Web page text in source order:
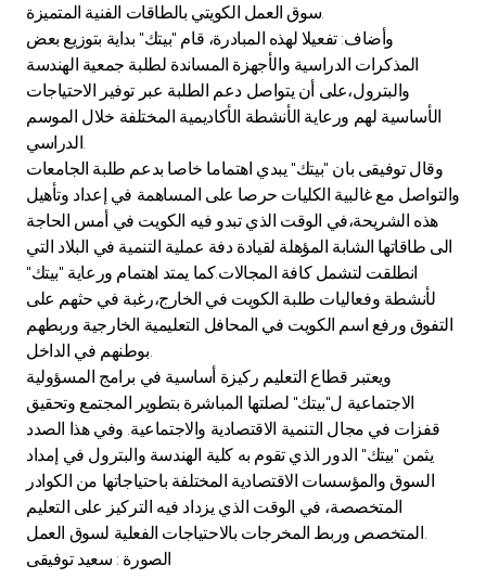
Turkey
Egypt
UK
Kingdom of Bahrain
سوق العمل الكويتي بالطاقات الفنية المتميزة.
وأضاف: تفعيلا لهذه المبادرة، قام "بيتك" بداية بتوزيع بعض
المذكرات الدراسية والأجهزة المساندة لطلبة جمعية الهندسة
والبترول،على أن يتواصل دعم الطلبة عبر توفير الاحتياجات
الأساسية لهم ورعاية الأنشطة الأكاديمية المختلفة خلال الموسم
الدراسي.
وقال توفيقى بان "بيتك" يبدي اهتماما خاصا بدعم طلبة الجامعات
والتواصل مع غالبية الكليات حرصا على المساهمة في إعداد وتأهيل
هذه الشريحة،في الوقت الذي تبدو فيه الكويت في أمس الحاجة
الى طاقاتها الشابة المؤهلة لقيادة دفة عملية التنمية في البلاد التي
انطلقت لتشمل كافة المجالات.كما يمتد اهتمام ورعاية "بيتك"
لأنشطة وفعاليات طلبة الكويت في الخارج،رغبة في حثهم على
التفوق ورفع اسم الكويت في المحافل التعليمية الخارجية وربطهم
بوطنهم في الداخل.
ويعتبر قطاع التعليم ركيزة أساسية في برامج المسؤولية
الاجتماعية ل"بيتك" لصلتها المباشرة بتطوير المجتمع وتحقيق
قفزات في مجال التنمية الاقتصادية والاجتماعية. وفي هذا الصدد
يثمن "بيتك" الدور الذي تقوم به كلية الهندسة والبترول في إمداد
السوق والمؤسسات الاقتصادية المختلفة باحتياجاتها من الكوادر
المتخصصة، في الوقت الذي يزداد فيه التركيز على التعليم
المتخصص وربط المخرجات بالاحتياجات الفعلية لسوق العمل.
الصورة : سعيد توفيقى